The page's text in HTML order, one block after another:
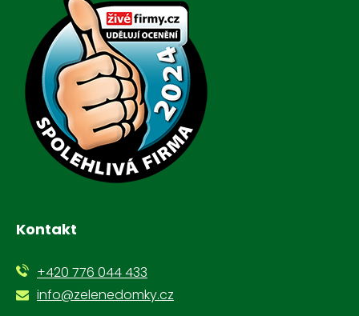
Kontakt
+420 776 044 433
info@zelenedomky.cz